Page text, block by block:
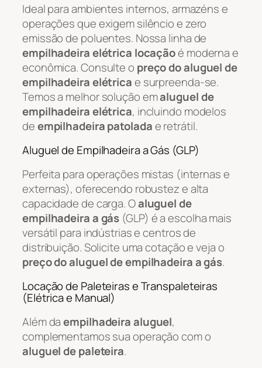
Ideal para ambientes internos, armazéns e
operações que exigem silêncio e zero
emissão de poluentes. Nossa linha de
empilhadeira elétrica locaçãoé moderna e
econômica. Consulte o preço do aluguel de
empilhadeira elétricae surpreenda-se.
Temos a melhor solução emaluguel de
empilhadeira elétrica, incluindo modelos
deempilhadeira patoladae retrátil.
Aluguel de Empilhadeira a Gás (GLP)
Perfeita para operações mistas (internas e
externas), oferecendo robustez e alta
capacidade de carga. Oaluguel de
empilhadeira a gás (GLP) é a escolha mais
versátil para indústrias e centros de
distribuição. Solicite uma cotação e veja o
preço do aluguel de empilhadeira a gás.
Locação de Paleteiras e Transpaleteiras
(Elétrica e Manual)
Além daempilhadeira aluguel,
complementamos sua operação com o
aluguel de paleteira.